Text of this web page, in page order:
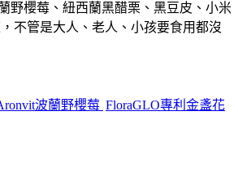
野櫻莓、紐西蘭黑醋栗、黑豆皮、小米
不管是大人、老人、小孩要食用都沒
波蘭野櫻莓 FloraGLO專利金盞花